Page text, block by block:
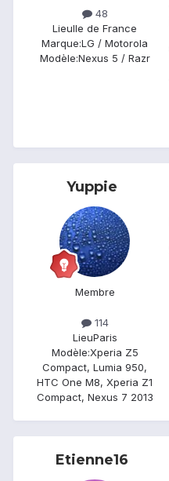
48
LieuIle de France
Marque:LG / Motorola
Modèle:Nexus 5 / Razr
Yuppie
Membre
114
LieuParis
Modèle:Xperia Z5
Compact, Lumia 950,
HTC One M8, Xperia Z1
Compact, Nexus 7 2013
Etienne16